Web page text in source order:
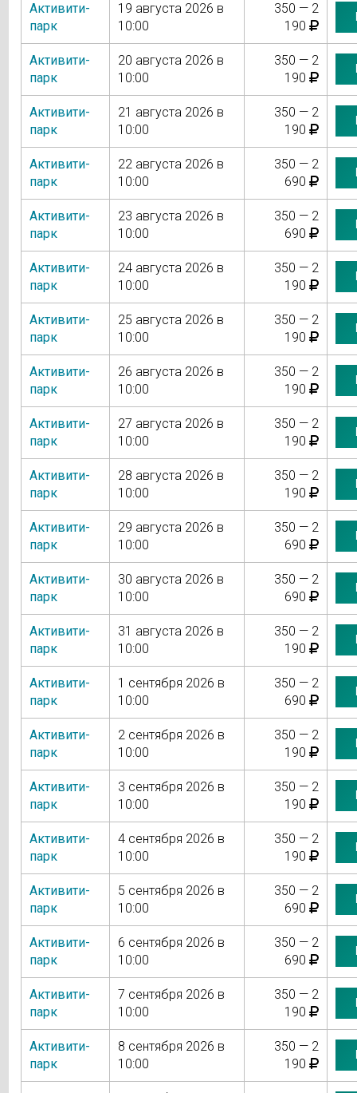
Активити-
парк
19 августа 2026 в
10:00
350 — 2
190
Активити-
парк
20 августа 2026 в
10:00
350 — 2
190
Активити-
парк
21 августа 2026 в
10:00
350 — 2
190
Активити-
парк
22 августа 2026 в
10:00
350 — 2
690
Активити-
парк
23 августа 2026 в
10:00
350 — 2
690
Активити-
парк
24 августа 2026 в
10:00
350 — 2
190
Активити-
парк
25 августа 2026 в
10:00
350 — 2
190
Активити-
парк
26 августа 2026 в
10:00
350 — 2
190
Активити-
парк
27 августа 2026 в
10:00
350 — 2
190
Активити-
парк
28 августа 2026 в
10:00
350 — 2
190
Активити-
парк
29 августа 2026 в
10:00
350 — 2
690
Активити-
парк
30 августа 2026 в
10:00
350 — 2
690
Активити-
парк
31 августа 2026 в
10:00
350 — 2
190
Активити-
парк
1 сентября 2026 в
10:00
350 — 2
690
Активити-
парк
2 сентября 2026 в
10:00
350 — 2
190
Активити-
парк
3 сентября 2026 в
10:00
350 — 2
190
Активити-
парк
4 сентября 2026 в
10:00
350 — 2
190
Активити-
парк
5 сентября 2026 в
10:00
350 — 2
690
Активити-
парк
6 сентября 2026 в
10:00
350 — 2
690
Активити-
парк
7 сентября 2026 в
10:00
350 — 2
190
Активити-
парк
8 сентября 2026 в
10:00
350 — 2
190